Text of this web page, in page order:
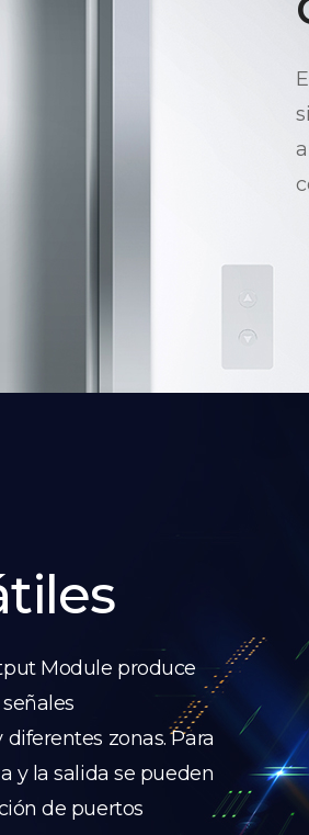
Module produce
zonas. Para
y la salida se pueden
de puertos